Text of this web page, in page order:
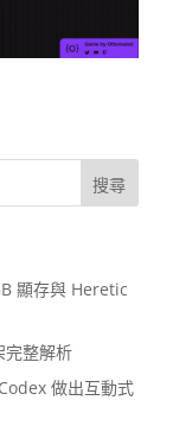
顯存與 Heretic
完整解析
做出互動式